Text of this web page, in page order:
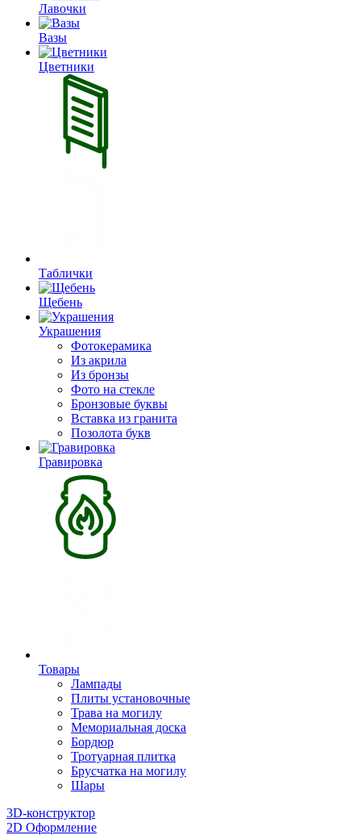
Лавочки
Вазы
Цветники
Таблички
Щебень
Украшения
Фотокерамика
Из акрила
Из бронзы
Фото на стекле
Бронзовые буквы
Вставка из гранита
Позолота букв
Гравировка
Товары
Лампады
Плиты установочные
Трава на могилу
Мемориальная доска
Бордюр
Тротуарная плитка
Брусчатка на могилу
Шары
3D-конструктор
2D Оформление